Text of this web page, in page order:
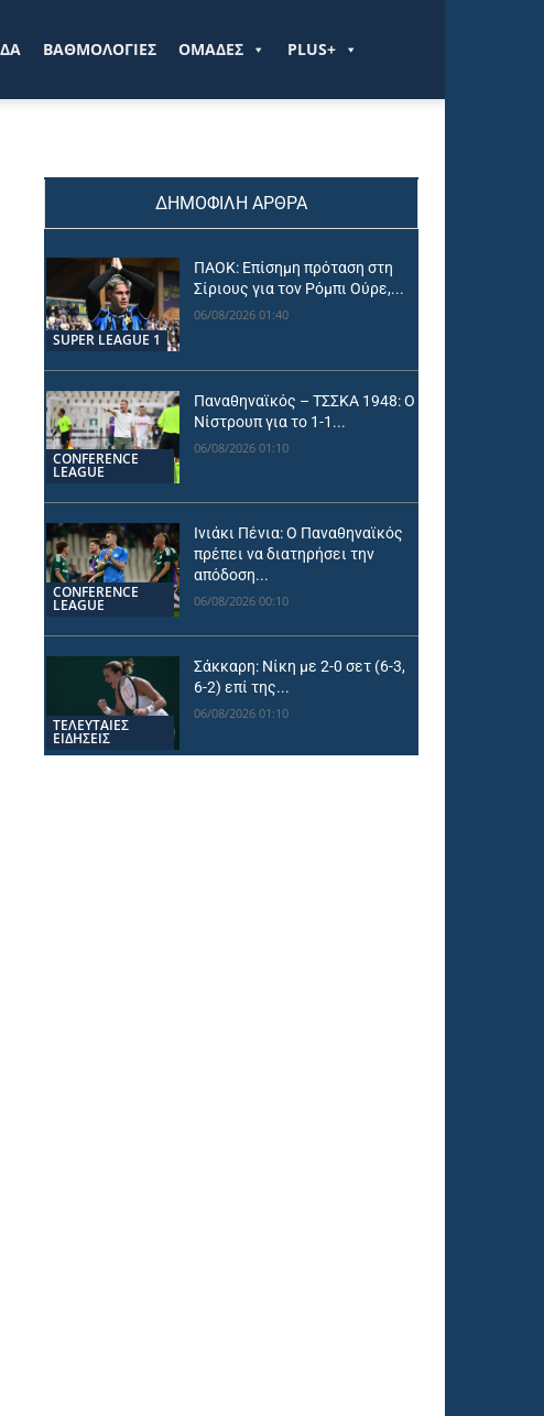
ΒΑΘΜΟΛΟΓΙΕΣ ΟΜΑΔΕΣ PLUS+
ΔΗΜΟΦΙΛΗ ΑΡΘΡΑ
SUPER LEAGUE 1
ΠΑΟΚ: Επίσημη πρόταση στη
Σίριους για τον Ρόμπι Ούρε,...
06/08/2026 01:40
CONFERENCE
LEAGUE
Παναθηναϊκός – ΤΣΣΚΑ 1948: Ο
Νίστρουπ για το 1-1...
06/08/2026 01:10
CONFERENCE
LEAGUE
Ινιάκι Πένια: Ο Παναθηναϊκός
πρέπει να διατηρήσει την
απόδοση...
06/08/2026 00:10
ΤΕΛΕΥΤΑΙΕΣ
ΕΙΔΗΣΕΙΣ
Σάκκαρη: Νίκη με 2-0 σετ (6-3,
6-2) επί της...
06/08/2026 01:10